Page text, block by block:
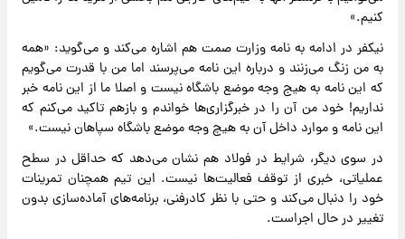
کنیم.»
نیکفر در ادامه به نامه وزارت صمت هم اشاره می‌کند و می‌گوید: «همه
به من زنگ می‌زنند و درباره این نامه می‌پرسند اما من با قدرت می‌گویم
که این نامه به هیج وجه موضع باشگاه نیست و اصلا ما از این نامه خبر
نداریم! خود من آن را در خبرگزاری‌ها خواندم و بازهم تاکید می‌کنم که
این نامه و موارد داخل آن به هیچ وجه موضع باشگاه سپاهان نیست.»
در سوی دیگر، شرایط در فولاد هم نشان می‌دهد که حداقل در سطح
عملیاتی، خبری از توقف فعالیت‌ها نیست. این تیم همچنان تمرینات
خود را دنبال می‌کند و حتی با نظر کادرفنی، برنامه‌های آماده‌سازی بدون
تغییر در حال اجراست.